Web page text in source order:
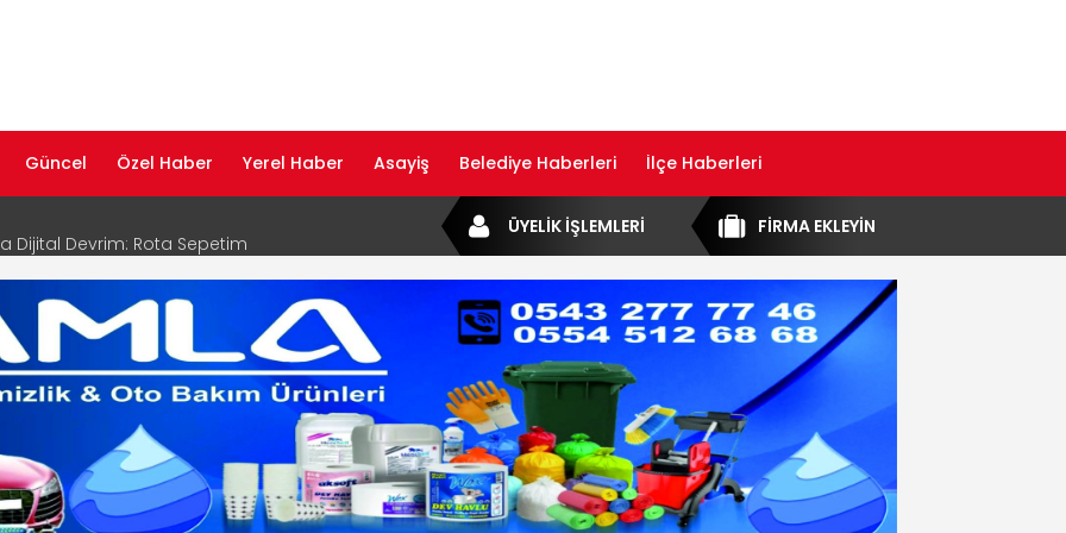
Güncel Özel Haber Yerel Haber Asayiş Belediye Haberleri İlçe Haberleri
Bölge Müdürü Makam Koltuğunu
Rehberi ile Google ve Yapay Zeka
Öne Çıkın
Rehberi Hizmete Girdi
Yayın Hayatına Başladı | Hızlı ve Akıllı
FİRMA EKLEYİN
ÜYELİK İŞLEMLERİ